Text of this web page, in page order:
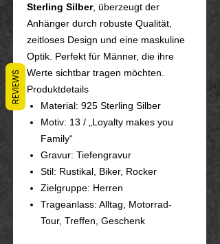
Sterling Silber, überzeugt der
Anhänger durch robuste Qualität,
zeitloses Design und eine maskuline
Optik. Perfekt für Männer, die ihre
Werte sichtbar tragen möchten.
Produktdetails
Material: 925 Sterling Silber
Motiv: 13 / „Loyalty makes you
Family“
Gravur: Tiefengravur
Stil: Rustikal, Biker, Rocker
Zielgruppe: Herren
Trageanlass: Alltag, Motorrad-
Tour, Treffen, Geschenk
REVIEWS